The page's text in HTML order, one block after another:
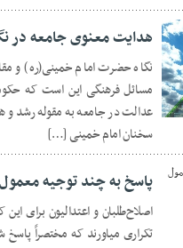
هدایت معنوی جامعه در
نگاه حضرت امام خمینی(ره) و
مسائل فرهنگی این است که
عدالت در جامعه به مقوله رشد و
سخنان امام خمینی […]
پاسخ به چند توجیه معمول
اصلاح‌طلبان و اعتدالیون برای
تکراری میاورند که مختصراً پاسخ